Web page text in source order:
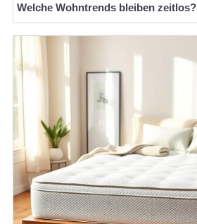
Welche Wohntrends bleiben zeitlos?